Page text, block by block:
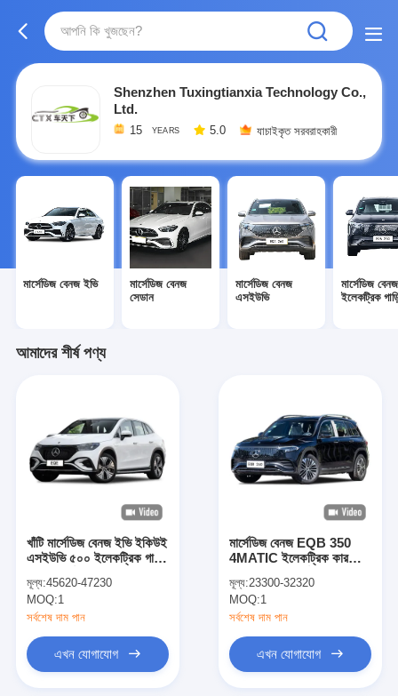
Shenzhen Tuxingtianxia Technology Co.,
Ltd.
15 YEARS 5.0 যাচাইকৃত সরবরাহকারী
মার্সেডিজ বেনজ ইভি
মার্সেডিজ বেনজ
সেডান
মার্সেডিজ বেনজ
এসইউভি
মার্সেডিজ বেনজ
ইলেকট্রিক
আমাদের শীর্ষ পণ্য
খাঁটি মার্সেডিজ বেনজ ইভি ইকিউই
এসইউভি ৫০০ ইলেকট্রিক গাড়ি
মূল্য:45620-47230
MOQ:1
সর্বশেষ দাম পান
এখন যোগাযোগ
মার্সেডিজ বেনজ EQB 350
4MATIC ইলেকট্রিক কার
এসইউভি ইভি
মূল্য:23300-32320
MOQ:1
সর্বশেষ দাম পান
এখন যোগাযোগ